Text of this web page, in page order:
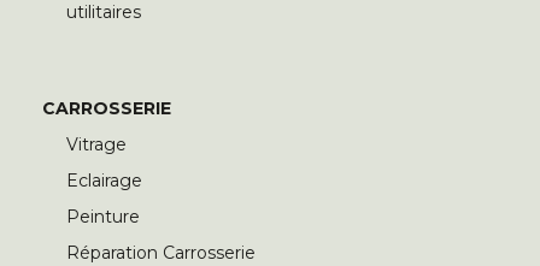
utilitaires
CARROSSERIE
Vitrage
Eclairage
Peinture
Réparation Carrosserie